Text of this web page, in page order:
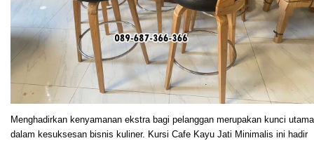
Menghadirkan kenyamanan ekstra bagi pelanggan merupakan kunci utama
dalam kesuksesan bisnis kuliner. Kursi Cafe Kayu Jati Minimalis ini hadir